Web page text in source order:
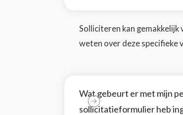
Solliciteren kan
weten over deze specifieke
Wat gebeurt er met mijn
sollicitatieformulier heb